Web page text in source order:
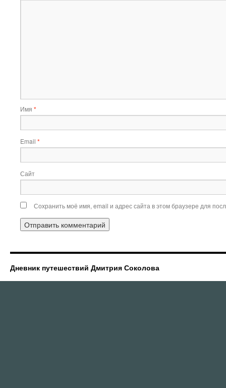
Имя *
Email *
Сайт
Сохранить моё имя, email и адрес сайта в этом браузере для
Дневник путешествий Дмитрия Соколова